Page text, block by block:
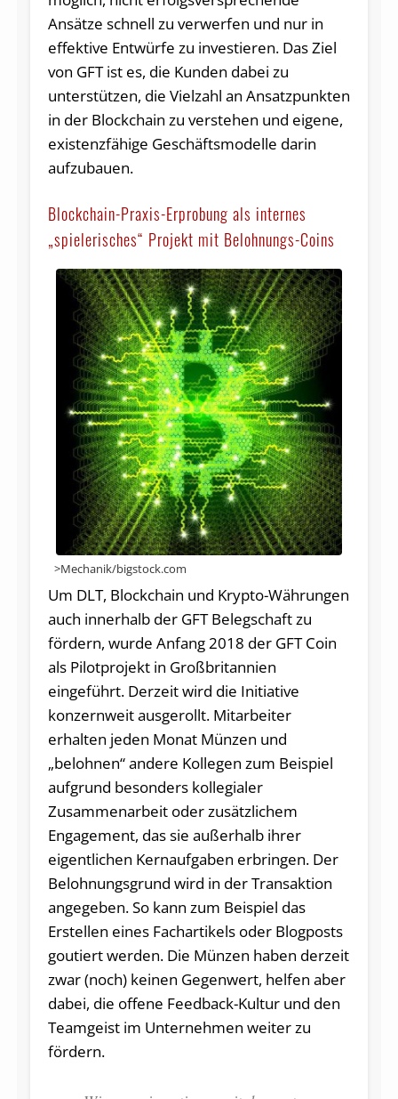
Ansätze schnell zu verwerfen und nur in
effektive Entwürfe zu investieren. Das Ziel
von GFT ist es, die Kunden dabei zu
unterstützen, die Vielzahl an Ansatzpunkten
in der Blockchain zu verstehen und eigene,
existenzfähige Geschäftsmodelle darin
aufzubauen.
Blockchain-Praxis-Erprobung als internes
„spielerisches“ Projekt mit Belohnungs-Coins
>Mechanik/bigstock.com
Um DLT, Blockchain und Krypto-Währungen
auch innerhalb der GFT Belegschaft zu
fördern, wurde Anfang 2018 der GFT Coin
als Pilotprojekt in Großbritannien
eingeführt. Derzeit wird die Initiative
konzernweit ausgerollt. Mitarbeiter
erhalten jeden Monat Münzen und
„belohnen“ andere Kollegen zum Beispiel
aufgrund besonders kollegialer
Zusammenarbeit oder zusätzlichem
Engagement, das sie außerhalb ihrer
eigentlichen Kernaufgaben erbringen. Der
Belohnungsgrund wird in der Transaktion
angegeben. So kann zum Beispiel das
Erstellen eines Fachartikels oder Blogposts
goutiert werden. Die Münzen haben derzeit
zwar (noch) keinen Gegenwert, helfen aber
dabei, die offene Feedback-Kultur und den
Teamgeist im Unternehmen weiter zu
fördern.